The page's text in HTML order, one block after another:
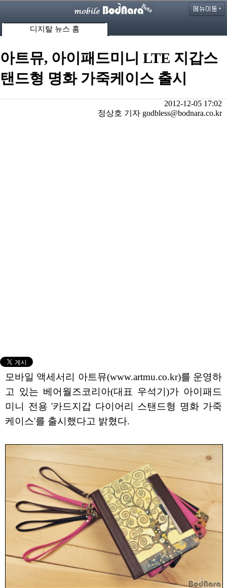
디지탈 뉴스 홈
아트뮤, 아이패드미니 LTE 지갑스
탠드형 명화 가죽케이스 출시
2012-12-05 17:02
정상호 기자 godbless@bodnara.co.kr
모바일 액세서리 아트뮤(www.artmu.co.kr)를 운영하
고 있는 베어월즈코리아(대표 우석기)가 아이패드
미니 전용 '카드지갑 다이어리 스탠드형 명화 가죽
케이스'를 출시했다고 밝혔다.